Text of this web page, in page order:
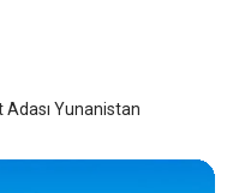
Adası Yunanistan